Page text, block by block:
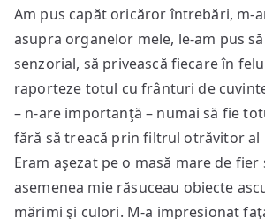
Am pus capăt oricăror întrebări, m-
asupra organelor mele, le-am pus
senzorial, să privească fiecare în
raporteze totul cu frânturi de
– n-are importanţă – numai să fie
fără să treacă prin filtrul otrăvitor al
Eram aşezat pe o masă mare de
asemenea mie răsuceau obiecte
mărimi şi culori. M-a impresionat